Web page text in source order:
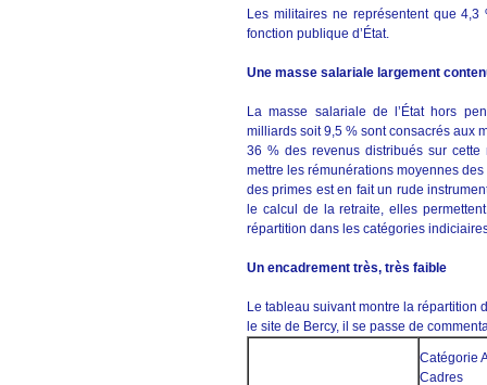
Les militaires ne représentent que
fonction publique d’État.
Une masse salariale largement
La masse salariale de l’État hors
milliards soit 9,5 % sont consacrés aux
36 % des revenus distribués sur
mettre les rémunérations moyennes
des primes est en fait un rude
le calcul de la retraite, elles
répartition dans les catégories
Un encadrement très, très faible
Le tableau suivant montre la répartition
le site de Bercy, il se passe de
Catégorie
Cadres